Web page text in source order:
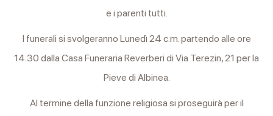
e i parenti tutti.
I funerali si svolgeranno Lunedì 24 c.m. partendo alle ore
14.30 dalla Casa Funeraria Reverberi di Via Terezin, 21 per la
Pieve di Albinea.
Al termine della funzione religiosa si proseguirà per il